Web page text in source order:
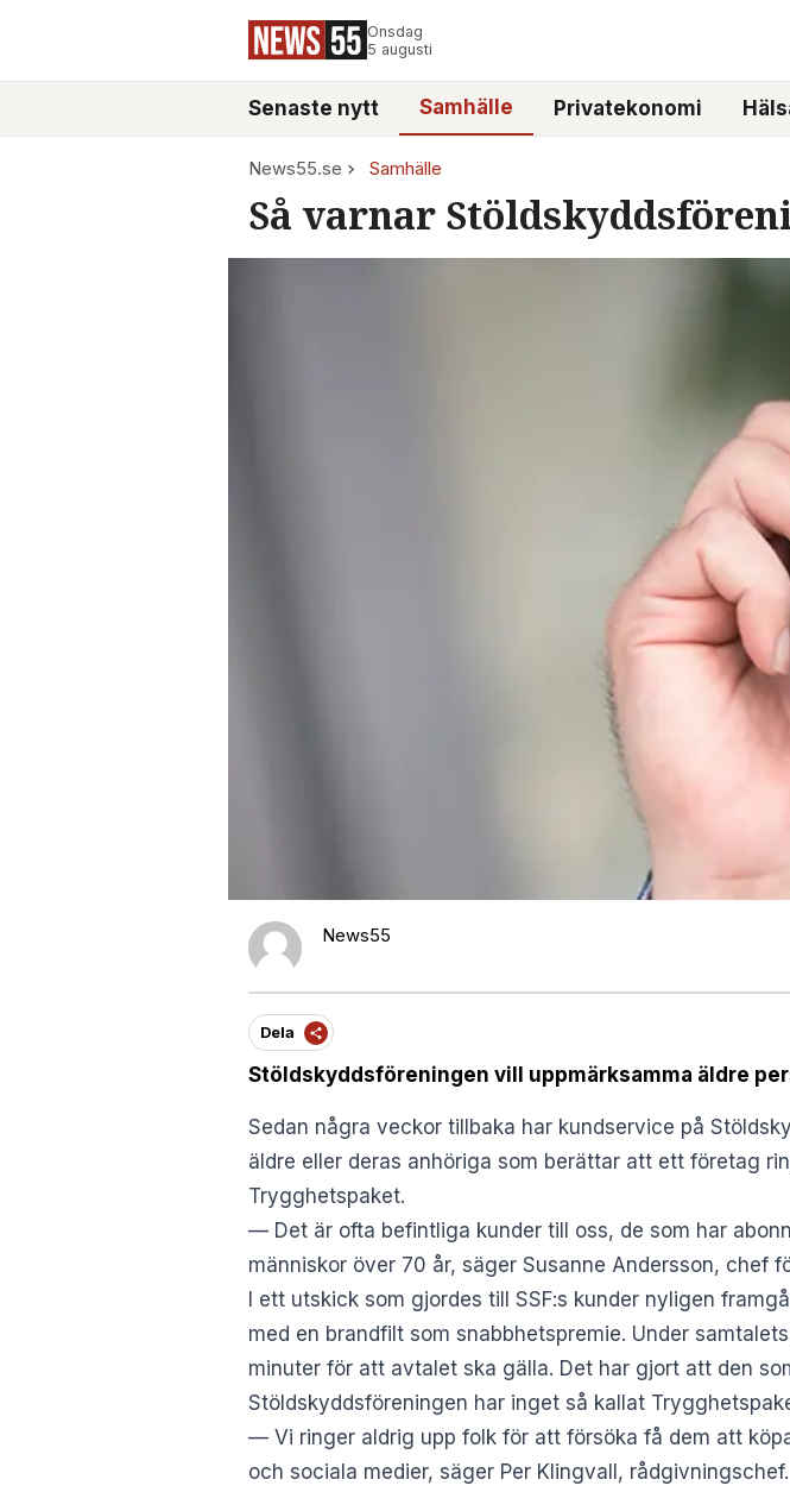
Onsdag
5 augusti
Senaste nytt Samhälle Privatekonomi
News55.se Samhälle
Så varnar
News55
Dela
Stöldskyddsföreningen vill uppmärksamma äldre
Sedan några veckor tillbaka har kundservice på
äldre eller deras anhöriga som berättar att ett företag
Trygghetspaket.
— Det är ofta befintliga kunder till oss, de som har
människor över 70 år, säger Susanne Andersson, chef
I ett utskick som gjordes till SSF:s kunder nyligen
med en brandfilt som snabbhetspremie. Under
minuter för att avtalet ska gälla. Det har gjort att den
Stöldskyddsföreningen har inget så kallat
— Vi ringer aldrig upp folk för att försöka få dem att
och sociala medier, säger Per Klingvall, rådgivningschef.